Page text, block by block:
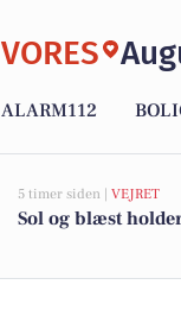
VORES
ALARM112
5 timer siden | VEJRET
Sol og blæst